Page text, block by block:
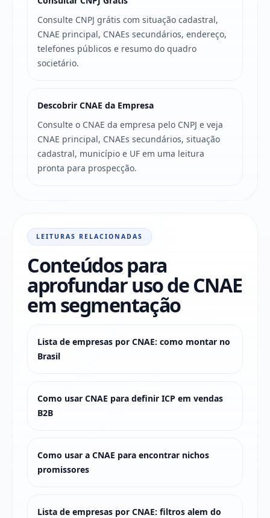
Consulte CNPJ grátis com situação cadastral,
CNAE principal, CNAEs secundários, endereço,
telefones públicos e resumo do quadro
societário.
Descobrir CNAE da Empresa
Consulte o CNAE da empresa pelo CNPJ e veja
CNAE principal, CNAEs secundários, situação
cadastral, município e UF em uma leitura
pronta para prospecção.
LEITURAS RELACIONADAS
Conteúdos para
aprofundar uso de CNAE
em segmentação
Lista de empresas por CNAE: como montar no
Brasil
Como usar CNAE para definir ICP em vendas
B2B
Como usar a CNAE para encontrar nichos
promissores
Lista de empresas por CNAE: filtros alem do